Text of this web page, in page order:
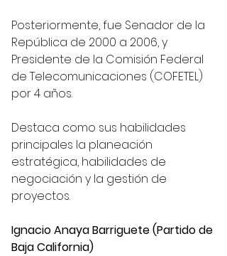
Posteriormente, fue Senador de la
República de 2000 a 2006, y
Presidente de la Comisión Federal
de Telecomunicaciones (COFETEL)
por 4 años.
Destaca como sus habilidades
principales la planeación
estratégica, habilidades de
negociación y la gestión de
proyectos.
Ignacio Anaya Barriguete (Partido de
Baja California)